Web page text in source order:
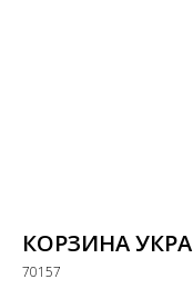
КОРЗИНА
70157